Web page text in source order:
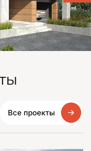
Все проекты